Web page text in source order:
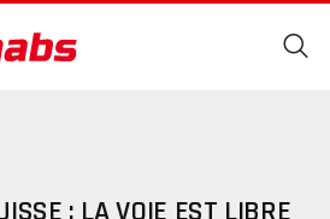
: LA VOIE EST LIBRE